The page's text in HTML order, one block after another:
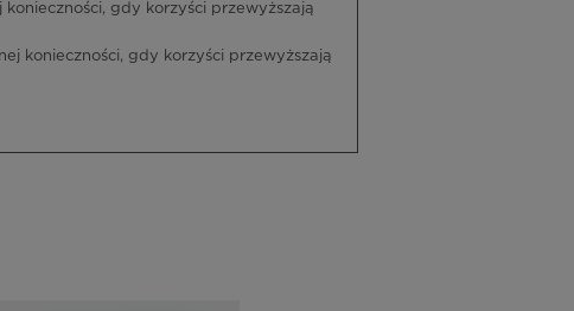
gdy korzyści przewyższają
konieczności, gdy korzyści przewyższają